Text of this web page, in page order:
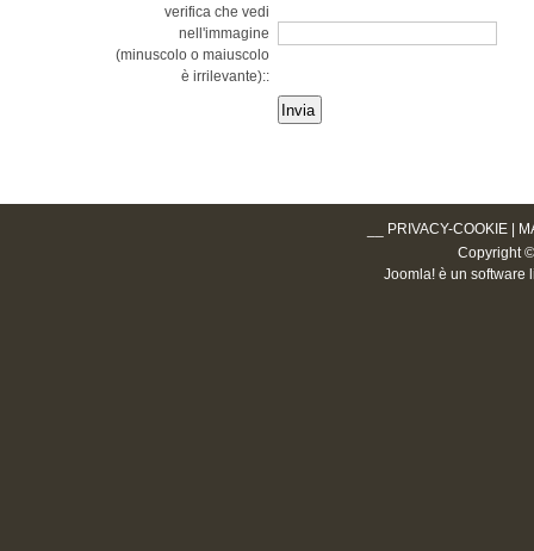
verifica che vedi
nell'immagine
(minuscolo o maiuscolo
è irrilevante)::
PRIVACY-COOKIE
Copyright
Joomla! è un software